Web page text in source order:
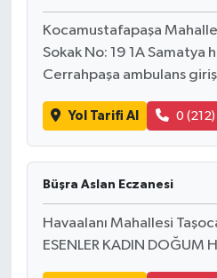
Kocamustafapaşa
Sokak No: 19 1A Samatya
Cerrahpaşa ambulans
Yol Tarifi Al 0
Büşra Aslan Eczanesi
Havaalanı Mahallesi
ESENLER KADIN DOĞUM